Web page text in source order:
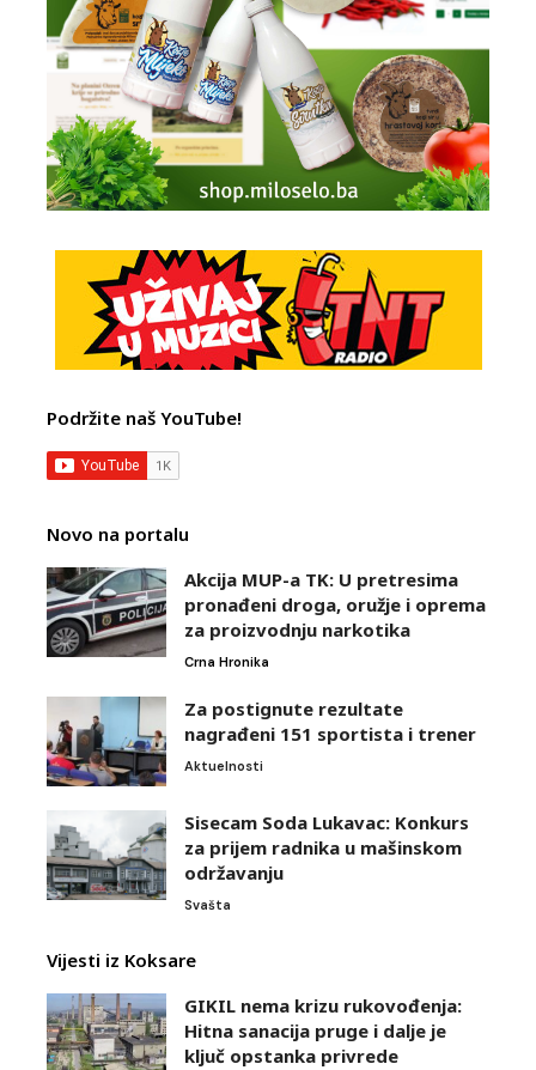
Podržite naš YouTube!
Novo na portalu
Akcija MUP-a TK: U pretresima
pronađeni droga, oružje i oprema
za proizvodnju narkotika
Crna Hronika
Za postignute rezultate
nagrađeni 151 sportista i trener
Aktuelnosti
Sisecam Soda Lukavac: Konkurs
za prijem radnika u mašinskom
održavanju
Svašta
Vijesti iz Koksare
GIKIL nema krizu rukovođenja:
Hitna sanacija pruge i dalje je
ključ opstanka privrede